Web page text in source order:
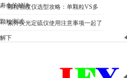
寿命的秘诀
颗粒强度仪选型攻略：单颗粒VS多
颗粒测试
紫外荧光定硫仪使用注意事项一起了
解下